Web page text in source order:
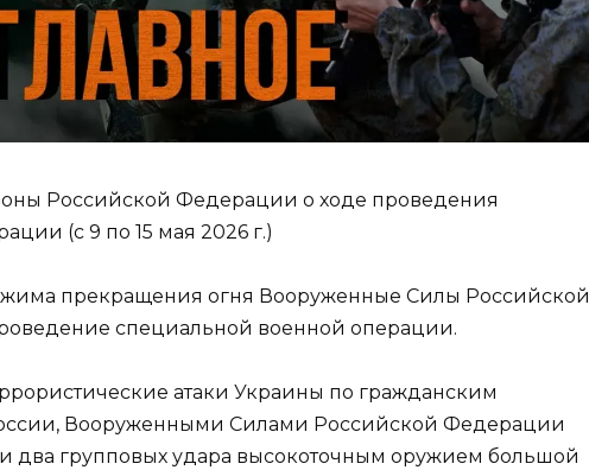
Российской Федерации о ходе проведения
(с 9 по 15 мая 2026 г.)
прекращения огня Вооруженные Силы Российской
специальной военной операции.
атаки Украины по гражданским
Вооруженными Силами Российской Федерации
два групповых удара высокоточным оружием большой